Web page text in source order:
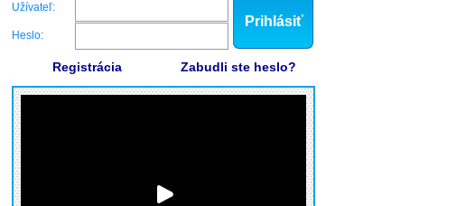
Užívateľ:
Heslo:
Prihlásiť
Registrácia Zabudli ste heslo?